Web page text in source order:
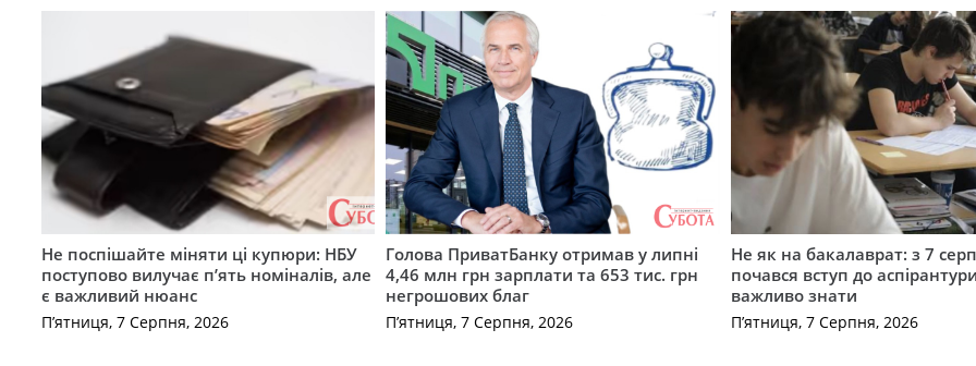
Не поспішайте міняти ці купюри: НБУ
поступово вилучає п’ять номіналів, але
є важливий нюанс
П’ятниця, 7 Серпня, 2026
Голова ПриватБанку отримав у липні
4,46 млн грн зарплати та 653 тис. грн
негрошових благ
П’ятниця, 7 Серпня, 2026
Не як на бакалаврат: з 7
почався вступ до
важливо знати
П’ятниця, 7 Серпня, 2026